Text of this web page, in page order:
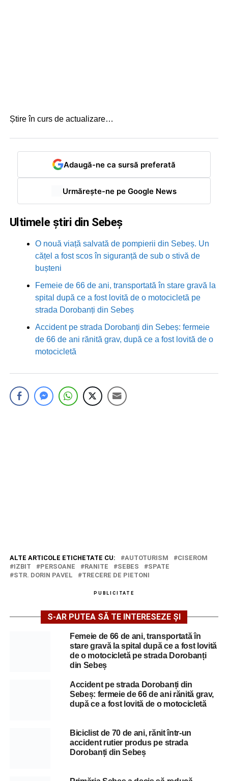
Știre în curs de actualizare…
Adaugă-ne ca sursă preferată
Urmărește-ne pe Google News
Ultimele știri din Sebeș
O nouă viață salvată de pompierii din Sebeș. Un
cățel a fost scos în siguranță de sub o stivă de
bușteni
Femeie de 66 de ani, transportată în stare gravă la
spital după ce a fost lovită de o motocicletă pe
strada Dorobanți din Sebeș
Accident pe strada Dorobanți din Sebeș: fermeie
de 66 de ani rănită grav, după ce a fost lovită de o
motocicletă
ALTE ARTICOLE ETICHETATE CU: AUTOTURISM
CISEROM
IZBIT
PERSOANE RANITE SEBES
SPATE
STR. DORIN PAVEL
TRECERE DE PIETONI
PUBLICITATE
S-AR PUTEA SĂ TE INTERESEZE ȘI
Femeie de 66 de ani, transportată în
stare gravă la spital după ce a fost lovită
de o motocicletă pe strada Dorobanți
din Sebeș
Accident pe strada Dorobanți din
Sebeș: fermeie de 66 de ani rănită grav,
după ce a fost lovită de o motocicletă
Biciclist de 70 de ani, rănit într-un
accident rutier produs pe strada
Dorobanți din Sebeș